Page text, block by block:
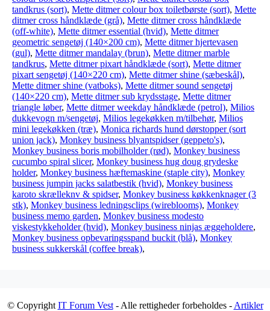
tandkrus (sort), Mette ditmer colour box toiletbørste (sort), Mette
ditmer cross håndklæde (grå), Mette ditmer cross håndklæde
(off-white), Mette ditmer essential (hvid), Mette ditmer
geometric sengetøj (140×200 cm), Mette ditmer hjertevasen
(gul), Mette ditmer mandalay (brun), Mette ditmer marble
tandkrus, Mette ditmer pixart håndklæde (sort), Mette ditmer
pixart sengetøj (140×220 cm), Mette ditmer shine (sæbeskål),
Mette ditmer shine (vatboks), Mette ditmer sound sengetøj
(140×220 cm), Mette ditmer sub krydsstage, Mette ditmer
triangle løber, Mette ditmer weekday håndklæde (petrol), Milios
dukkevogn m/sengetøj, Milios legekøkken m/tilbehør, Milios
mini legekøkken (træ), Monica richards hund dørstopper (sort
union jack), Monkey business blyantspidser (geppeto's),
Monkey business boris mobilholder (rød), Monkey business
cucumbo spiral slicer, Monkey business hug doug grydeske
holder, Monkey business hæftemaskine (staple city), Monkey
business jumpin jacks salatbestik (hvid), Monkey business
karoto skrælleknv & spidser, Monkey business køkkenknager (3
stk), Monkey business ledningsclips (wireblooms), Monkey
business memo garden, Monkey business modesto
viskestykkeholder (hvid), Monkey business ninjas æggeholdere,
Monkey business opbevaringsspand buckit (blå), Monkey
business sukkerskål (coffee break),
© Copyright IT Forum Vest- Alle rettigheder forbeholdes - Artikler